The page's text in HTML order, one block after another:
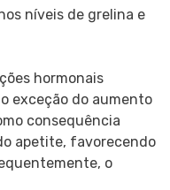
níveis de grelina e
hormonais
exceção do aumento
consequência
apetite, favorecendo
o